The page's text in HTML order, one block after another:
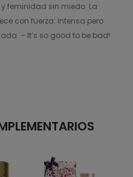
feminidad sin miedo. La
con fuerza: intensa pero
– It’s so good to be bad!